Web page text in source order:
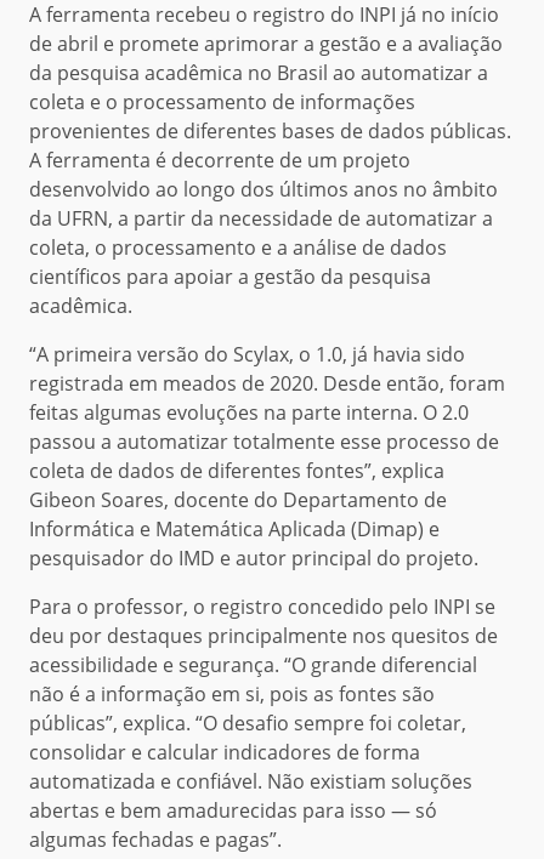
A ferramenta recebeu o registro do INPI já no início
de abril e promete aprimorar a gestão e a avaliação
da pesquisa acadêmica no Brasil ao automatizar a
coleta e o processamento de informações
provenientes de diferentes bases de dados públicas.
A ferramenta é decorrente de um projeto
desenvolvido ao longo dos últimos anos no âmbito
da UFRN, a partir da necessidade de automatizar a
coleta, o processamento e a análise de dados
científicos para apoiar a gestão da pesquisa
acadêmica.
“A primeira versão do Scylax, o 1.0, já havia sido
registrada em meados de 2020. Desde então, foram
feitas algumas evoluções na parte interna. O 2.0
passou a automatizar totalmente esse processo de
coleta de dados de diferentes fontes”, explica
Gibeon Soares, docente do Departamento de
Informática e Matemática Aplicada (Dimap) e
pesquisador do IMD e autor principal do projeto.
Para o professor, o registro concedido pelo INPI se
deu por destaques principalmente nos quesitos de
acessibilidade e segurança. “O grande diferencial
não é a informação em si, pois as fontes são
públicas”, explica. “O desafio sempre foi coletar,
consolidar e calcular indicadores de forma
automatizada e confiável. Não existiam soluções
abertas e bem amadurecidas para isso — só
algumas fechadas e pagas”.